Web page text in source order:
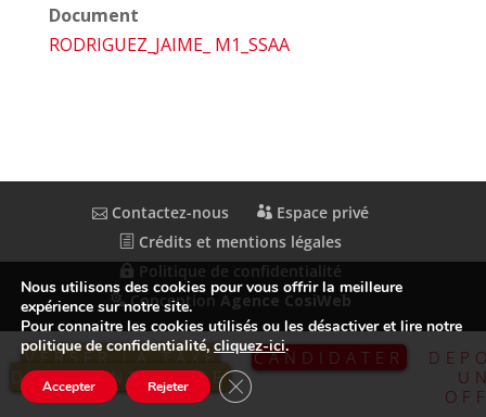
VERSER LA TAXE
D’APPRENTISSAGE
CANDIDATER
Document
RODRIGUEZ_JAIME_ M1_SSAA
Contactez-nous
Espace privé
Crédits et mentions légales
Politique de confidentialité
Conception Agence CosiWeb
Nous utilisons des cookies pour vous offrir la meilleure
expérience sur notre site.
Pour connaitre les cookies utilisés ou les désactiver et lire notre
politique de confidentialité,cliquez-ici.
Accepter Rejeter Fermer la bannière des cookies